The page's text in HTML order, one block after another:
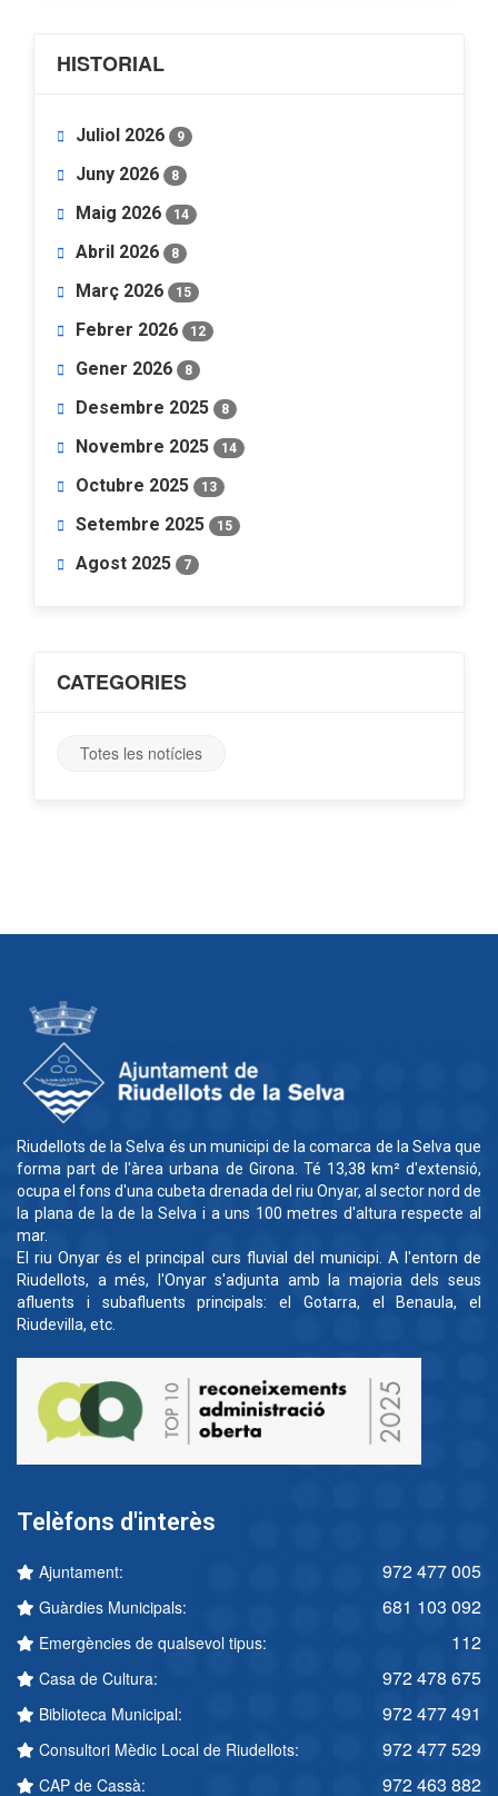
HISTORIAL
Juliol 2026 9
Juny 2026 8
Maig 2026 14
Abril 2026 8
Març 2026 15
Febrer 2026 12
Gener 2026 8
Desembre 2025 8
Novembre 2025 14
Octubre 2025 13
Setembre 2025 15
Agost 2025 7
CATEGORIES
Totes les notícies
Riudellots de la Selva és un municipi de la comarca de la Selva que
forma part de l'àrea urbana de Girona. Té 13,38 km² d'extensió,
ocupa el fons d'una cubeta drenada del riu Onyar, al sector nord de
la plana de la de la Selva i a uns 100 metres d'altura respecte al
mar.
El riu Onyar és el principal curs fluvial del municipi. A l'entorn de
Riudellots, a més, l'Onyar s'adjunta amb la majoria dels seus
afluents i subafluents principals: el Gotarra, el Benaula, el
Riudevilla, etc.
Telèfons d'interès
Ajuntament: 972 477 005
Guàrdies Municipals: 681 103 092
Emergències de qualsevol tipus: 112
Casa de Cultura: 972 478 675
Biblioteca Municipal: 972 477 491
Consultori Mèdic Local de Riudellots: 972 477 529
CAP de Cassà: 972 463 882